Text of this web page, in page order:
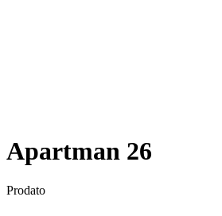
Apartman 26
Prodato